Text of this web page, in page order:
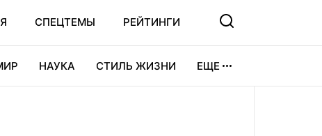
СПЕЦТЕМЫ РЕЙТИНГИ
НАУКА СТИЛЬ ЖИЗНИ ЕЩЕ